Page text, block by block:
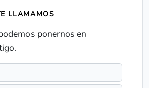
LLAMAMOS
ponernos en